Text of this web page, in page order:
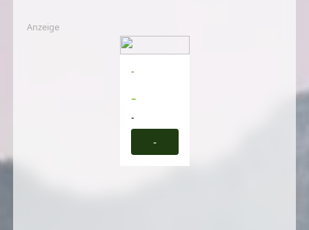
Anzeige
-
-
-
-